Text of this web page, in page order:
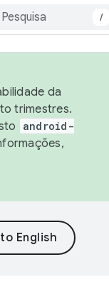
/
da
trimestres.
android-